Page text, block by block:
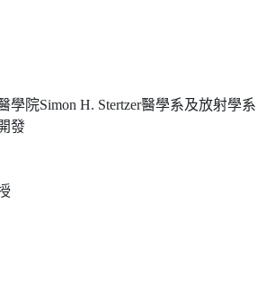
Simon H. Stertzer醫學系及放射學系教授
發